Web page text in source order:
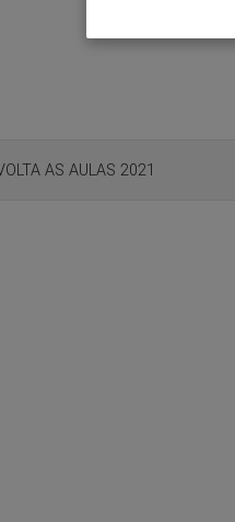
AS AULAS 2021